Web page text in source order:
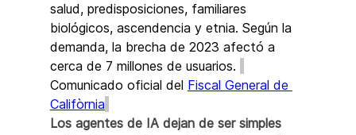
salud, predisposiciones, familiares
biológicos, ascendencia y etnia. Según la
demanda, la brecha de 2023 afectó a
cerca de 7 millones de usuarios.
Comunicado oficial del Fiscal General de
Califòrnia
Los agentes de IA dejan de ser simples